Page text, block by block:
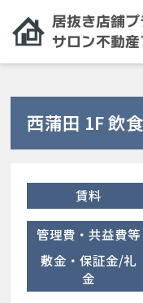
西蒲田 1F 飲
賃料
管理費・共益費等
敷金・保証金/礼
金